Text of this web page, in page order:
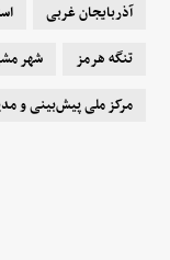
آذربایجان غربی
تنگه هرمز
شهر
مرکز ملی پیش‌بینی و